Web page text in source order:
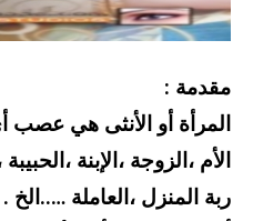
مقدمة :
المرأة أو الأنثى هي عصب
الأم ،الزوجة ،الإبنة ،الحبيبة
ربة المنزل ،العاملة …..الخ .